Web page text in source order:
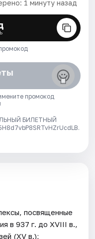
1 минуту назад
промокод
БИЛЕТНЫЙ
посвященные
в 937 г. до XVIII в.,
(XV в.);